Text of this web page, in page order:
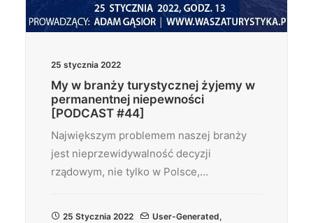
25 stycznia 2022
My w branży turystycznej żyjemy w
permanentnej niepewności
[PODCAST #44]
Największym problemem naszej branży
jest nieprzewidywalność decyzji
rządowym, nie tylko w Polsce,…
25 Stycznia 2022 User-Generated,